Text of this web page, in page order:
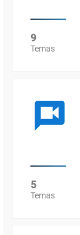
9
Temas
5
Temas